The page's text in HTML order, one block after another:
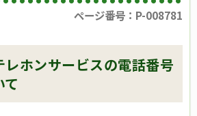
ページ番号：P-008781
レホンサービスの電話番号
て